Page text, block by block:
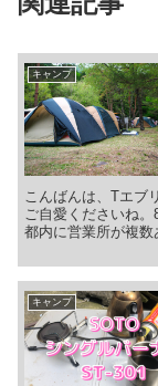
キャンプ
こんばんは、Tエブ
ご自愛くださいね
都内に営業所が複数
う大都会、池袋で
キャンプ